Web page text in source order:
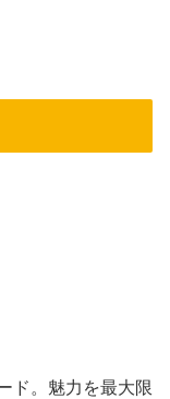
ド。魅力を最大限